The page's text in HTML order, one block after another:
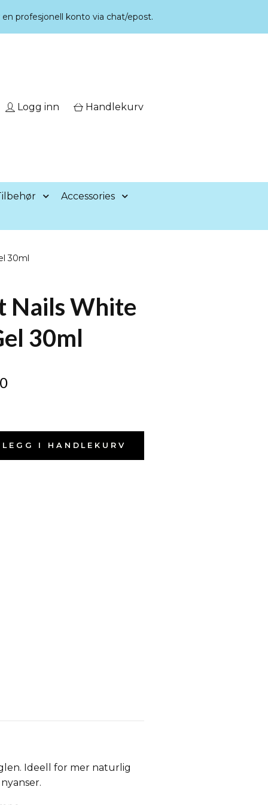
profesjonell konto via chat/epost.
Logg inn Handlekurv
Accessories
30ml
Nails White
30ml
LEGG I HANDLEKURV
Ideell for mer naturlig